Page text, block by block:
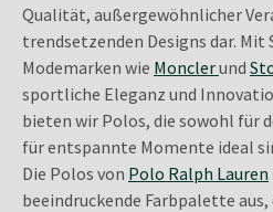
Qualität, außergewöhnlicher
trendsetzenden Designs dar. Mit
Modemarken wie Monclerund
sportliche Eleganz und
bieten wir Polos, die sowohl für
für entspannte Momente ideal
Die Polos von Polo Ralph Lauren
beeindruckende Farbpalette